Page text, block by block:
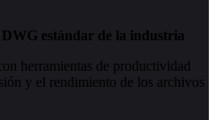
estándar de la industria
herramientas de productividad
y el rendimiento de los archivos